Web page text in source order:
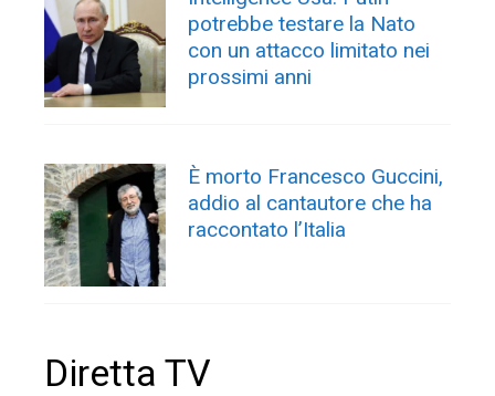
potrebbe testare la Nato
con un attacco limitato nei
prossimi anni
È morto Francesco Guccini,
addio al cantautore che ha
raccontato l’Italia
Diretta TV